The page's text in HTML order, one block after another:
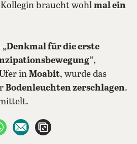
braucht wohl mal ein
„Denkmal für die erste
,
in Moabit, wurde das
Bodenleuchten zerschlagen.
teilen
X teilen
per WhatsApp teilen
per E-Mail teilen